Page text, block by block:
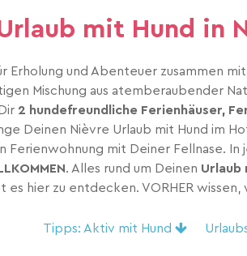
mit Hund in
Erholung und Abenteuer zusammen
Mischung aus atemberaubender
2 hundefreundliche Ferienhäuser,
Deinen Nièvre Urlaub mit Hund im
mit Deiner Fellnase. In
. Alles rund um Deinen Urlaub
hier zu entdecken. VORHER
Tipps: Aktiv mit Hund